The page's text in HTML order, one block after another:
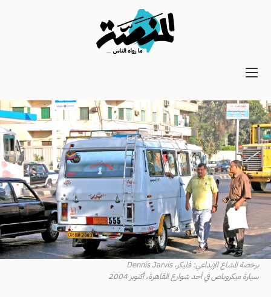
Main
Secondary
Navigation
برخصة المشاع الإبداعي: فليكر، Dennis Jarvis
سيارة ميكروباص في أحد شوارع القاهرة، أكتوبر 2004